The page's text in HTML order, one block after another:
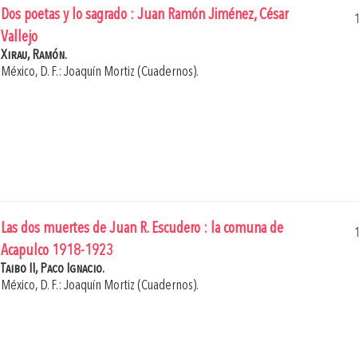
Dos poetas y lo sagrado : Juan Ramón Jiménez, César
Vallejo
Xirau, Ramón.
México, D. F.: Joaquín Mortiz (Cuadernos).
Las dos muertes de Juan R. Escudero : la comuna de
Acapulco 1918-1923
Taibo II, Paco Ignacio.
México, D. F.: Joaquín Mortiz (Cuadernos).